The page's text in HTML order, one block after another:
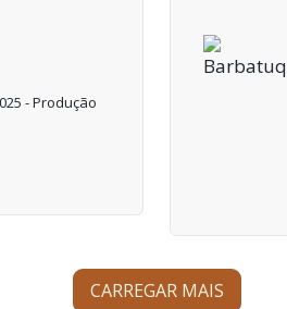
- Produção
CARREGAR MAIS